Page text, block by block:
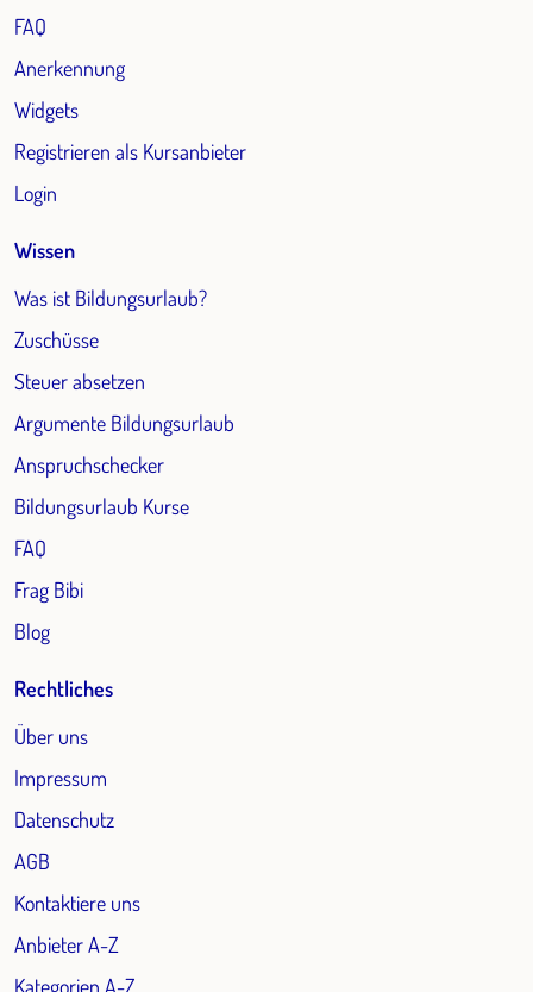
FAQ
Anerkennung
Widgets
Registrieren als Kursanbieter
Login
Wissen
Was ist Bildungsurlaub?
Zuschüsse
Steuer absetzen
Argumente Bildungsurlaub
Anspruchschecker
Bildungsurlaub Kurse
FAQ
Frag Bibi
Blog
Rechtliches
Über uns
Impressum
Datenschutz
AGB
Kontaktiere uns
Anbieter A-Z
Kategorien A-Z